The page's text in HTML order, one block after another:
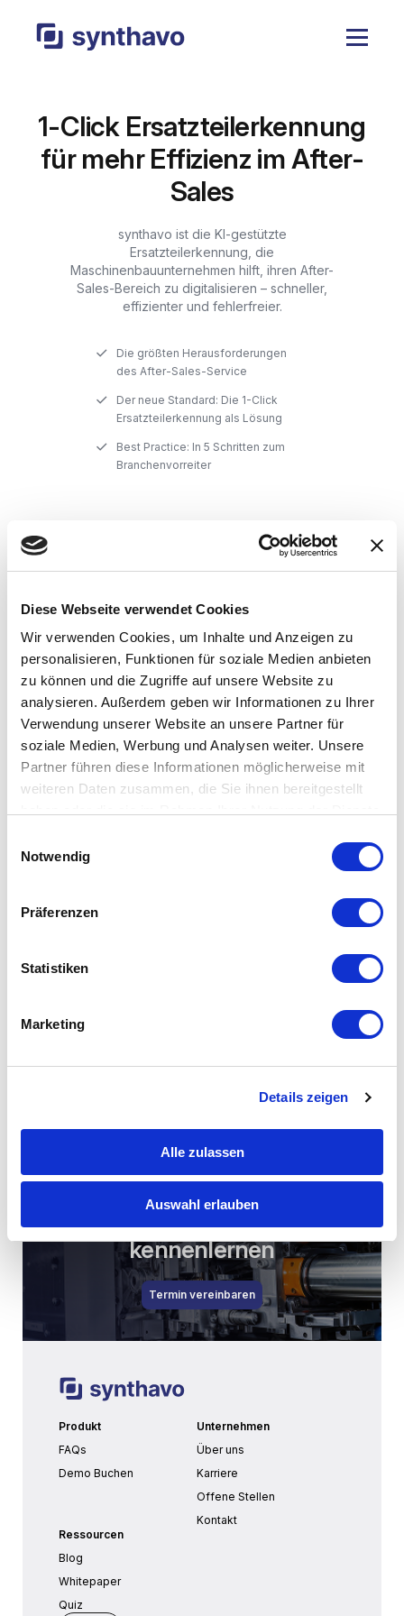
Diese Webseite verwendet Cookies
Wir verwenden Cookies, um Inhalte und Anzeigen zu
personalisieren, Funktionen für soziale Medien anbieten
zu können und die Zugriffe auf unsere Website zu
analysieren. Außerdem geben wir Informationen zu Ihrer
Verwendung unserer Website an unsere Partner für
soziale Medien, Werbung und Analysen weiter. Unsere
Partner führen diese Informationen möglicherweise mit
weiteren Daten zusammen, die Sie ihnen bereitgestellt
Notwendig
Präferenzen
Statistiken
Marketing
Details zeigen
Alle zulassen
Auswahl erlauben
1-Click Ersatzteilerkennung
für mehr Effizienz im After-
Sales
synthavo ist die KI-gestützte
Ersatzteilerkennung, die
Maschinenbauunternehmen hilft, ihren After-
Sales-Bereich zu digitalisieren – schneller,
effizienter und fehlerfreier.
Die größten Herausforderungen
des After-Sales-Service
Der neue Standard: Die 1-Click
Ersatzteilerkennung als Lösung
Best Practice: In 5 Schritten zum
Branchenvorreiter
Jetzt Whitepaper freischalten
Email
Vorname
Nachname
Unternehmen
Ich möchte über Neuigkeiten im Service
und der 1-Click Ersatzteilerkennung
Jetzt Synthavo besser
kennenlernen
Termin vereinbaren
Produkt
FAQs
Demo Buchen
Unternehmen
Über uns
Karriere
Offene Stellen
Kontakt
Ressourcen
Blog
Whitepaper
Quiz